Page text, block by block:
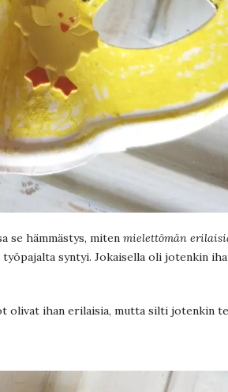
se hämmästys, miten mielettömän
syntyi. Jokaisella oli jotenkin
olivat ihan erilaisia, mutta silti jotenkin